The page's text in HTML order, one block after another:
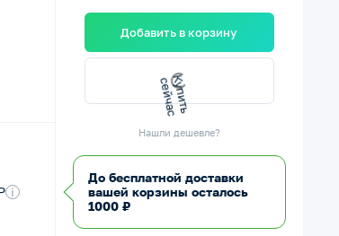
i
Добавить в корзину
К
у
п
и
т
ь
с
е
й
ч
а
с
Нашли дешевле?
До бесплатной доставки
вашей корзины осталось
1000 ₽